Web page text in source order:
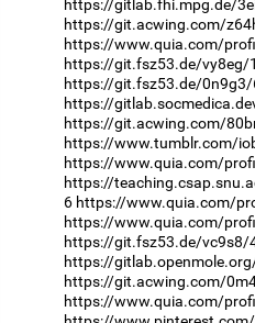
https://gitlab.fhi.mpg.de/
https://git.acwing.com/
https://www.quia.com/
https://git.fsz53.de/vy8eg/
https://git.fsz53.de/
https://
https://git.acwing.com/
https://www.tumblr.com/
https://www.quia.com/
https://
6 https://www.quia.com/
https://www.quia.com/
https://git.fsz53.de/vc9s8/
https://
https://git.acwing.com/
https://www.quia.com/